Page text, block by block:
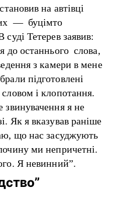
на автівці
— буцімто
Тетерев заявив:
до останнього слова,
з камери в мене
підготовлені
і клопотання.
я не
Як я вказував раніше
що нас засуджують
ми непричетні.
Я невинний”.